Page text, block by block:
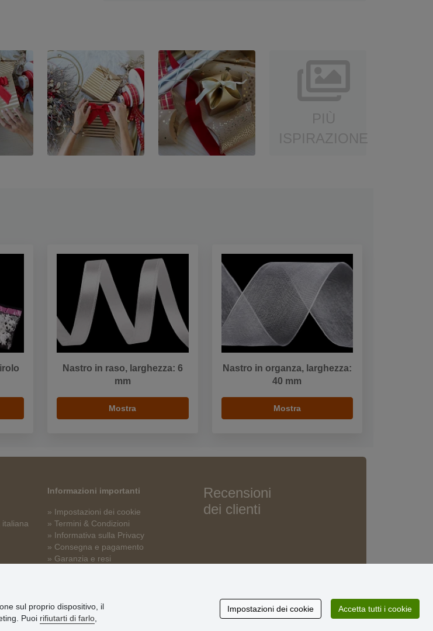
ISPIRAZIONE
Nastro in raso, larghezza: 6
mm
Mostra
Nastro in organza, larghezza:
40 mm
Mostra
italiana
Informazioni importanti
» Impostazioni dei cookie
» Termini & Condizioni
» Informativa sulla Privacy
» Consegna e pagamento
» Garanzia e resi
Recensioni
dei clienti
sul proprio dispositivo, il
Puoi rifiutarti di farlo
Impostazioni dei cookie Accetta tutti i cookie